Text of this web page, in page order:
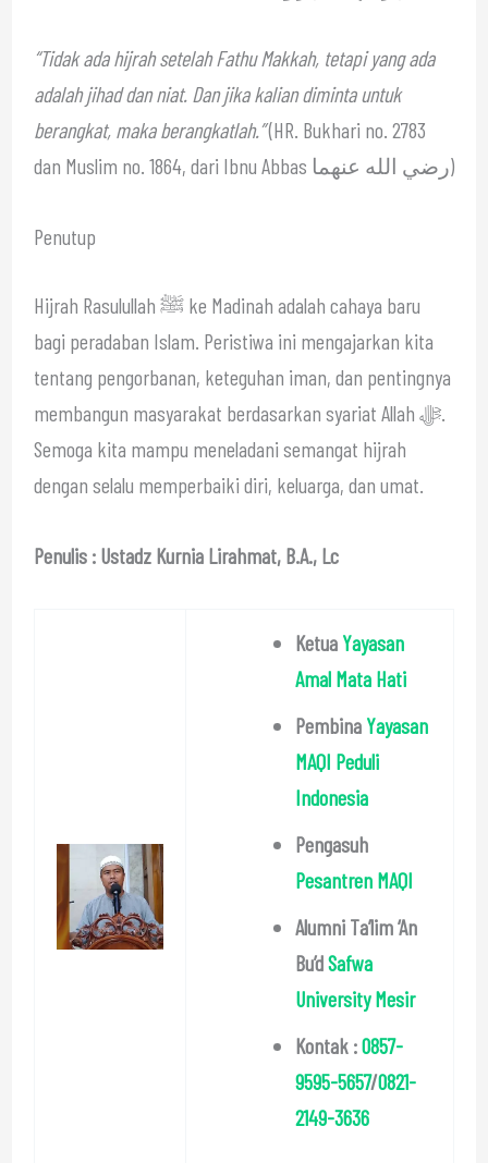
“Tidak ada hijrah setelah Fathu Makkah, tetapi yang ada
adalah jihad dan niat. Dan jika kalian diminta untuk
berangkat, maka berangkatlah.”(HR. Bukhari no. 2783
dan Muslim no. 1864, dari Ibnu Abbas رضي الله عنهما)
Penutup
Hijrah Rasulullah ﷺ ke Madinah adalah cahaya baru
bagi peradaban Islam. Peristiwa ini mengajarkan kita
tentang pengorbanan, keteguhan iman, dan pentingnya
membangun masyarakat berdasarkan syariat Allah ﷻ.
Semoga kita mampu meneladani semangat hijrah
dengan selalu memperbaiki diri, keluarga, dan umat.
Penulis : Ustadz Kurnia Lirahmat, B.A., Lc
Ketua Yayasan
Amal Mata Hati
Pembina Yayasan
MAQI Peduli
Indonesia
Pengasuh
Pesantren MAQI
Alumni Ta’lim ‘An
Bu’dSafwa
University Mesir
Kontak :0857-
9595-5657/0821-
2149-3636